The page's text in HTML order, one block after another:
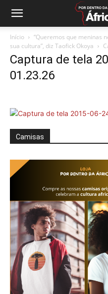
Início
“Queremos que meninas
sua cultura”, diz Taofick Okoya
Captura de tela
01.23.26
Camisas